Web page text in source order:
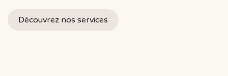
Découvrez nos services